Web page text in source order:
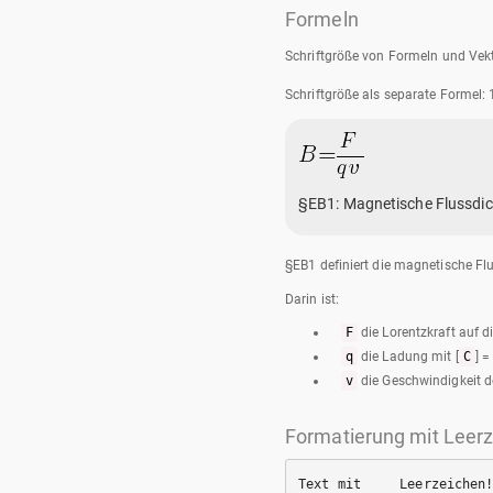
Formeln
Schriftgröße von Formeln und
Schriftgröße als separate Formel:
§EB1: Magnetische
§EB1 definiert die magnetische
Darin ist:
F die Lorentzkraft auf
q die Ladung mit [ C ] =
v die Geschwindigkeit
Formatierung mit
Text mit     Leerzeichen!